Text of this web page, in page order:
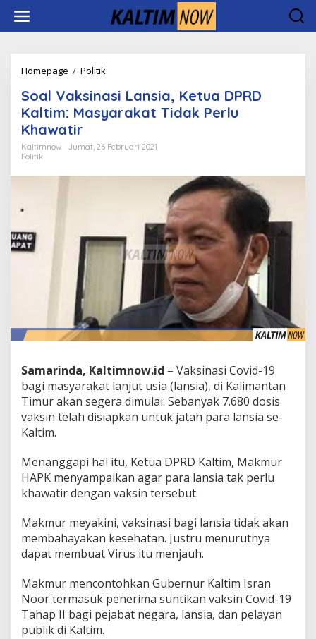
konten
Homepage / Politik
Lansia,
Ketua
DPRD
Masyarakat
Soal Vaksinasi Lansia, Ketua DPRD
Kaltim: Masyarakat Tidak Perlu
Khawatir
Kaltimnow
Jumat, 26 Februari 2021
Politik
Samarinda, Kaltimnow.id – Vaksinasi Covid-19
bagi masyarakat lanjut usia (lansia), di Kalimantan
Timur akan segera dimulai. Sebanyak 7.680 dosis
vaksin telah disiapkan untuk jatah para lansia se-
Kaltim.
Menanggapi hal itu, Ketua DPRD Kaltim, Makmur
HAPK menyampaikan agar para lansia tak perlu
khawatir dengan vaksin tersebut.
Makmur meyakini, vaksinasi bagi lansia tidak akan
membahayakan kesehatan. Justru menurutnya
dapat membuat Virus itu menjauh.
Makmur mencontohkan Gubernur Kaltim Isran
Noor termasuk penerima suntikan vaksin Covid-19
Tahap II bagi pejabat negara, lansia, dan pelayan
publik di Kaltim.